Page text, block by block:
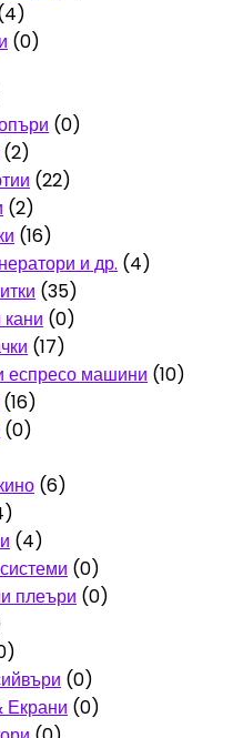
(0)
(0)
(2)
(22)
(2)
(16)
и др. (4)
(35)
кани (0)
(17)
еспресо машини (10)
(16)
(0)
(6)
(4)
(0)
плеъри (0)
(0)
Екрани (0)